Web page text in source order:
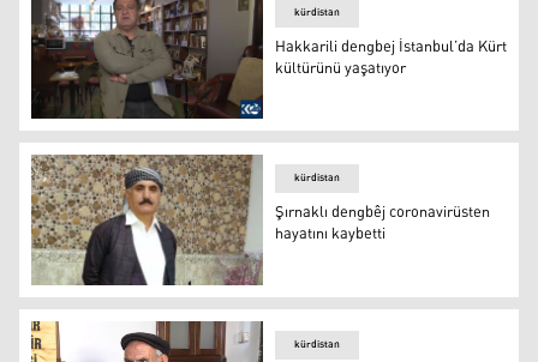
Sadık Karaman
kürdistan
Hakkarili dengbej İstanbul’da Kürt
kültürünü yaşatıyor
Botan bölgesinin ünlü dengbêjlerinden Cemalê Mihê
kürdistan
Şırnaklı dengbêj coronavirüsten
hayatını kaybetti
kürdistan